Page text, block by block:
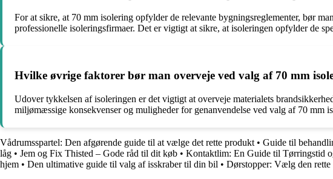
For at sikre, at 70 mm isolering opfylder de relevante bygningsreglementer, bør
professionelle isoleringsfirmaer. Det er vigtigt at sikre, at isoleringen opfylder de
Hvilke øvrige faktorer bør man overveje ved valg af 70 mm
Udover tykkelsen af isoleringen er det vigtigt at overveje materialets
miljømæssige konsekvenser og muligheder for genanvendelse ved valg af 70 mm
Vådrumsspartel: Den afgørende guide til at vælge det rette produkt • Guide til
låg • Jem og Fix Thisted – Gode råd til dit køb • Kontaktlim: En Guide til Tørringstid
hjem • Den ultimative guide til valg af isskraber til din bil • Dørstopper: Vælg den